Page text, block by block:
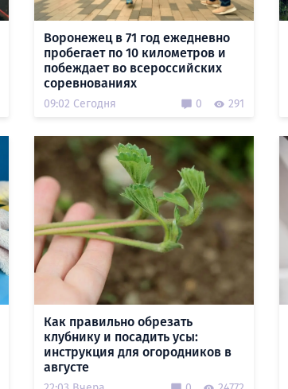
Воронежец в 71 год ежедневно
пробегает по 10 километров и
побеждает во всероссийских
соревнованиях
09:02 Сегодня 0 291
Как правильно обрезать
клубнику и посадить усы:
инструкция для огородников в
августе